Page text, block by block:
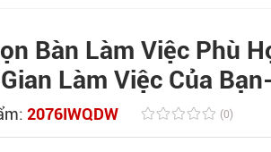
Giải pháp thiết kế
Bàn Làm Việc Phù
Làm Việc Của Bạn-
2076IWQDW (0)